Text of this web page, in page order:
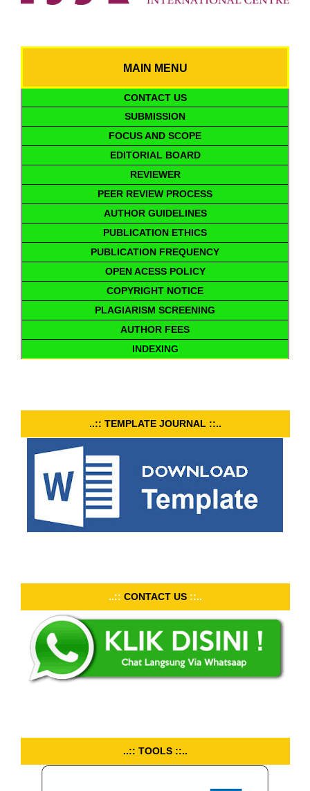
MAIN MENU
CONTACT US
SUBMISSION
FOCUS AND SCOPE
EDITORIAL BOARD
REVIEWER
PEER REVIEW PROCESS
AUTHOR GUIDELINES
PUBLICATION ETHICS
PUBLICATION FREQUENCY
OPEN ACESS POLICY
COPYRIGHT NOTICE
PLAGIARISM SCREENING
AUTHOR FEES
INDEXING
..:: TEMPLATE JOURNAL ::..
..:: CONTACT US ::..
..:: TOOLS ::..